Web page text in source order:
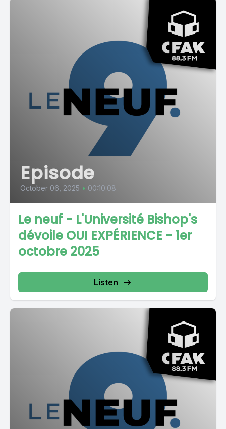
Episode
October 06, 2025 • 00:10:08
Le neuf - L'Université Bishop's
dévoile OUI EXPÉRIENCE - 1er
octobre 2025
Listen